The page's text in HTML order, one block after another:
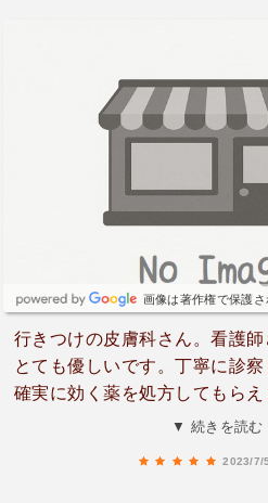
画像は著作権で保護さ
行きつけの皮膚科さん。看護
とても優しいです。丁寧に診察
確実に効く薬を処方してもら
も人気なためか、待ち時間は長
▼ 続きを読む
2023/7/